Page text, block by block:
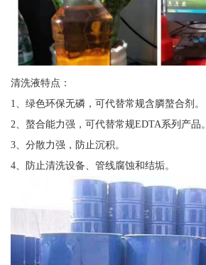
清洗液特点：
1、绿色环保无磷，可代替常规含膦螯合剂。
2、螯合能力强，可代替常规EDTA系列产品。
3、分散力强，防止沉积。
4、防止清洗设备、管线腐蚀和结垢。